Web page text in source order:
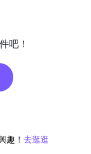
吧！
趣！ 去逛逛